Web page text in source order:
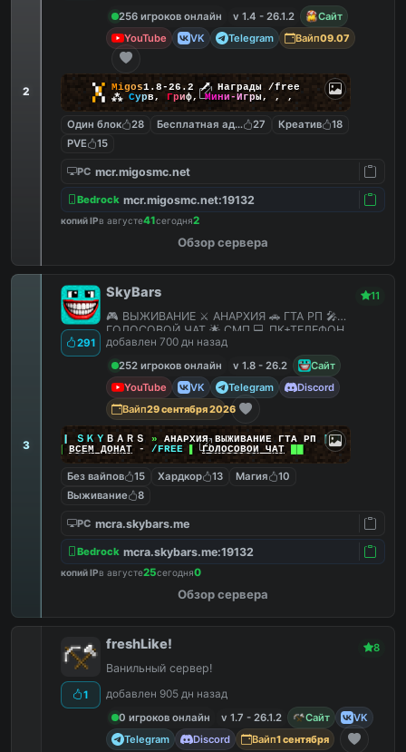
2
256 игроков онлайн
v 1.4 - 26.1.2
Сайт
YouTube
VK Telegram Вайп09.07
▚▞ Migos1.8-26.2🗡 Награды /free
▞▚ ⁂ Сурв, Гриф,Мини-Игры, , ,
Один блок 28 Бесплатная админка
27 Креатив
18
PVE
15
PC mcr.migosmc.net
Bedrock mcr.migosmc.net:19132
копий IPв августе41сегодня2
Обзор сервера
3
291
SkyBars 11
🎮 ВЫЖИВАНИЕ ⚔️ АНАРХИЯ 🚗 ГТА РП 🎤
ГОЛОСОВОЙ ЧАТ 🌟 СМП 💻 ПК+ТЕЛЕФОН
добавлен 700 дн назад
252 игроков онлайн
v 1.8 - 26.2
Сайт
YouTube
VK Telegram
Discord
Вайп29 сентября 2026
ＳＫＹ ＢＡＲＳ » АНАРХИЯ ВЫЖИВАНИЕ ГТА РП |||
ВСЕМ ДОНАТ- /FREE ▌ГОЛОСОВОЙ ЧАТ
Без вайпов 15 Хардкор 13 Магия
10
Выживание
8
PC mcra.skybars.me
Bedrock mcra.skybars.me:19132
копий IPв августе25сегодня0
Обзор сервера
1
freshLike! 8
Ванильный сервер!
добавлен 905 дн назад
0 игроков онлайн
v 1.7 - 26.1.2 Сайт
VK
Telegram
Discord Вайп1 сентября